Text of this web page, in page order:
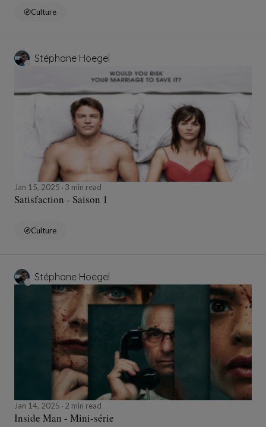
Culture
Stéphane Hoegel
Jan 15, 2025 3 min read
Satisfaction - Saison 1
Culture
Stéphane Hoegel
Jan 14, 2025 2 min read
Inside Man - Mini-série